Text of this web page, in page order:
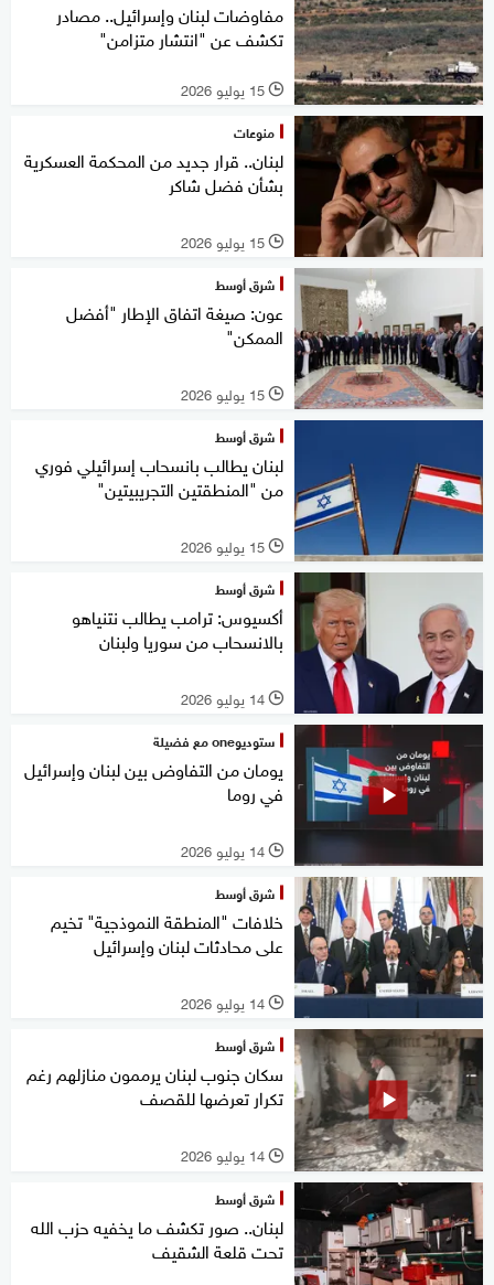
مفاوضات لبنان وإسرائيل.. مصادر
تكشف عن "انتشار متزامن"
l 15 يوليو 2026
منوعات
لبنان.. قرار جديد من المحكمة العسكرية
بشأن فضل شاكر
l 15 يوليو 2026
شرق أوسط
عون: صيغة اتفاق الإطار "أفضل
الممكن"
l 15 يوليو 2026
شرق أوسط
لبنان يطالب بانسحاب إسرائيلي فوري
من "المنطقتين التجريبيتين"
l 15 يوليو 2026
شرق أوسط
أكسيوس: ترامب يطالب نتنياهو
بالانسحاب من سوريا ولبنان
l 14 يوليو 2026
ستوديوone مع فضيلة
يومان من التفاوض بين لبنان وإسرائيل
في روما
l 14 يوليو 2026
شرق أوسط
خلافات "المنطقة النموذجية" تخيم
على محادثات لبنان وإسرائيل
l 14 يوليو 2026
شرق أوسط
سكان جنوب لبنان يرممون منازلهم رغم
تكرار تعرضها للقصف
l 14 يوليو 2026
شرق أوسط
لبنان.. صور تكشف ما يخفيه حزب الله
تحت قلعة الشقيف